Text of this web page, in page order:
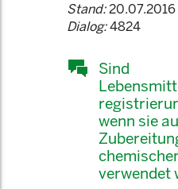
Stand:20.07.2016
Dialog:4824
Sind
wenn sie
verwendet